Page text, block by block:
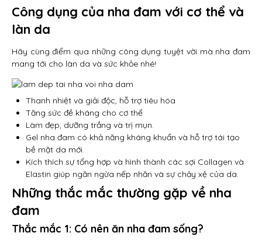
Công dụng của nha đam với cơ thể và
làn da
Hãy cùng điểm qua những công dụng tuyệt vời mà nha đam
mang tới cho làn da và sức khỏe nhé!
Thanh nhiệt và giải độc, hỗ trợ tiêu hóa
Tăng sức đề kháng cho cơ thể
Làm đẹp, dưỡng trắng và trị mụn.
Gel nha đam có khả năng kháng khuẩn và hỗ trợ tái tạo
bề mặt da mới.
Kích thích sự tổng hợp và hình thành các sợi Collagen và
Elastin giúp ngăn ngừa nếp nhăn và sự chảy xệ của da.
Những thắc mắc thường gặp về nha
đam
Thắc mắc 1: Có nên ăn nha đam sống?